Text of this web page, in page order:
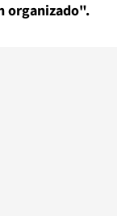
organizado".